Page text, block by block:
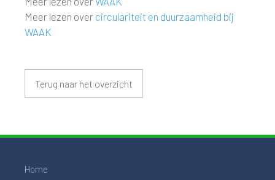
Meer lezen over circulariteit en duurzaamheid bij
WAAK
Terug naar het overzicht
Home